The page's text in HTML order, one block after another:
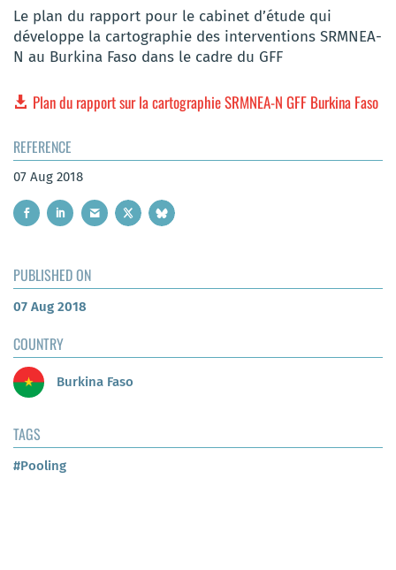
Le plan du rapport pour le cabinet d’étude qui
développe la cartographie des interventions SRMNEA-
N au Burkina Faso dans le cadre du GFF
Plan du rapport sur la cartographie SRMNEA-N GFF Burkina Faso
REFERENCE
07 Aug 2018
PUBLISHED ON
07 Aug 2018
COUNTRY
Burkina Faso
TAGS
#Pooling